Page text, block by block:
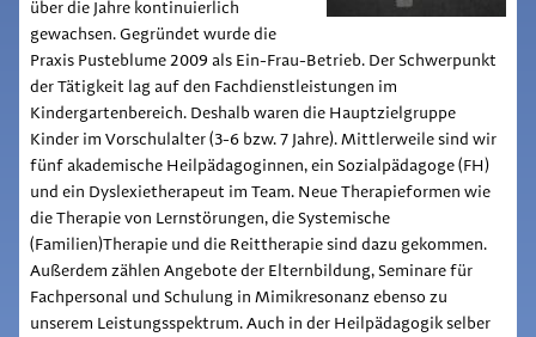
über die Jahre kontinuierlich
gewachsen. Gegründet wurde die
Praxis Pusteblume 2009 als Ein-Frau-Betrieb. Der Schwerpunkt
der Tätigkeit lag auf den Fachdienstleistungen im
Kindergartenbereich. Deshalb waren die Hauptzielgruppe
Kinder im Vorschulalter (3-6 bzw. 7 Jahre). Mittlerweile sind wir
fünf akademische Heilpädagoginnen, ein Sozialpädagoge (FH)
und ein Dyslexietherapeut im Team. Neue Therapieformen wie
die Therapie von Lernstörungen, die Systemische
(Familien)Therapie und die Reittherapie sind dazu gekommen.
Außerdem zählen Angebote der Elternbildung, Seminare für
Fachpersonal und Schulung in Mimikresonanz ebenso zu
unserem Leistungsspektrum. Auch in der Heilpädagogik selber